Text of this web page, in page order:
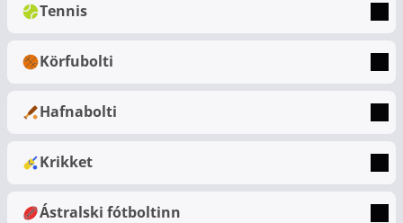
Tennis
Körfubolti
Hafnabolti
Krikket
Ástralski fótboltinn